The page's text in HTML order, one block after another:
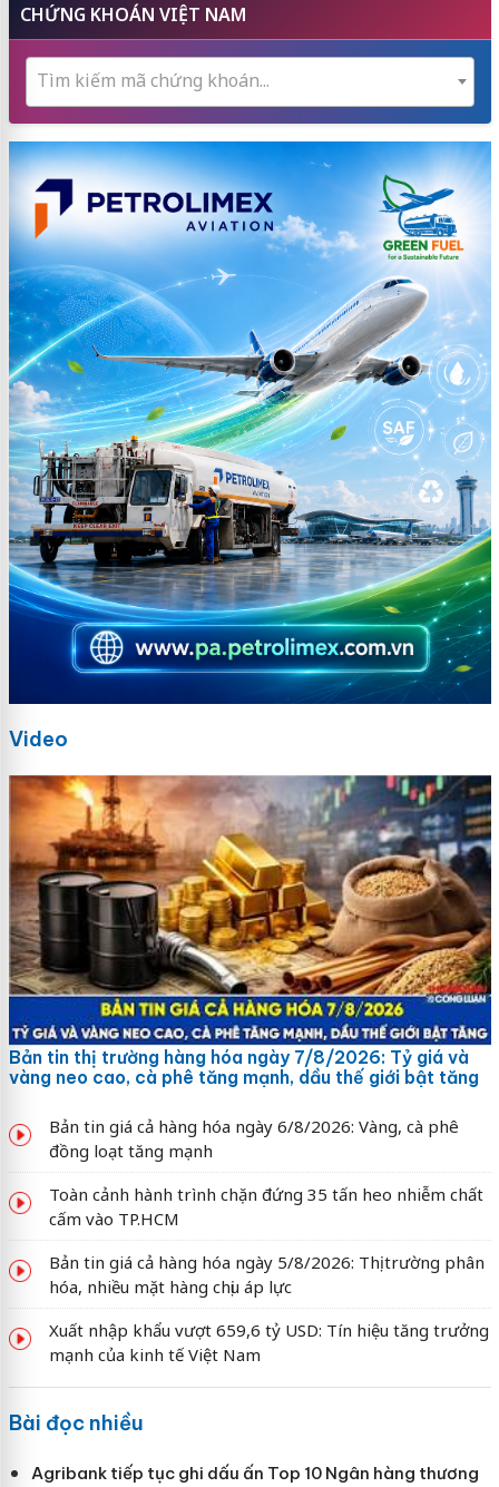
CHỨNG KHOÁN VIỆT NAM
Tìm kiếm mã chứng khoán...
Video
Bản tin thị trường hàng hóa ngày 7/8/2026: Tỷ giá và
vàng neo cao, cà phê tăng mạnh, dầu thế giới bật tăng
Bản tin giá cả hàng hóa ngày 6/8/2026: Vàng, cà phê
đồng loạt tăng mạnh
Toàn cảnh hành trình chặn đứng 35 tấn heo nhiễm chất
cấm vào TP.HCM
Bản tin giá cả hàng hóa ngày 5/8/2026: Thị trường phân
hóa, nhiều mặt hàng chịu áp lực
Xuất nhập khẩu vượt 659,6 tỷ USD: Tín hiệu tăng trưởng
mạnh của kinh tế Việt Nam
Bài đọc nhiều
Agribank tiếp tục ghi dấu ấn Top 10 Ngân hàng thương